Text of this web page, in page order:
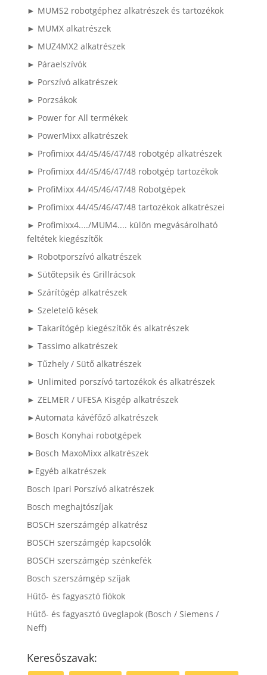
► MUMS2 robotgéphez alkatrészek és tartozékok
► MUMX alkatrészek
► MUZ4MX2 alkatrészek
► Páraelszívók
► Porszívó alkatrészek
► Porzsákok
► Power for All termékek
► PowerMixx alkatrészek
► Profimixx 44/45/46/47/48 robotgép alkatrészek
► Profimixx 44/45/46/47/48 robotgép tartozékok
► ProfiMixx 44/45/46/47/48 Robotgépek
► Profimixx 44/45/46/47/48 tartozékok alkatrészei
► Profimixx4..../MUM4.... külön megvásárolható
feltétek kiegészítők
► Robotporszívó alkatrészek
► Sütőtepsik és Grillrácsok
► Szárítógép alkatrészek
► Szeletelő kések
► Takarítógép kiegészítők és alkatrészek
► Tassimo alkatrészek
► Tűzhely / Sütő alkatrészek
► Unlimited porszívó tartozékok és alkatrészek
► ZELMER / UFESA Kisgép alkatrészek
►Automata kávéfőző alkatrészek
►Bosch Konyhai robotgépek
►Bosch MaxoMixx alkatrészek
►Egyéb alkatrészek
Bosch Ipari Porszívó alkatrészek
Bosch meghajtószíjak
BOSCH szerszámgép alkatrész
BOSCH szerszámgép kapcsolók
BOSCH szerszámgép szénkefék
Bosch szerszámgép szíjak
Hűtő- és fagyasztó fiókok
Hűtő- és fagyasztó üveglapok (Bosch / Siemens /
Neff)
Keresőszavak: